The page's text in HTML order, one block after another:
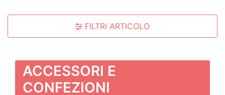
FILTRI ARTICOLO
ACCESSORI E
CONFEZIONI